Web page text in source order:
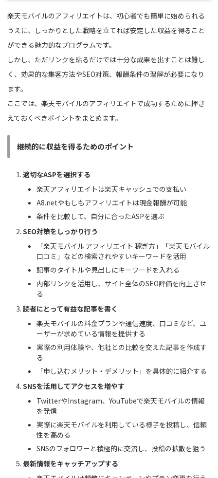
楽天モバイルのアフィリエイトは、初心者でも簡単に始められる
うえに、しっかりとした戦略を立てれば安定した収益を得ること
ができる魅力的なプログラムです。
しかし、ただリンクを貼るだけでは十分な成果を出すことは難し
く、効果的な集客方法やSEO対策、報酬条件の理解が必要になり
ます。
ここでは、楽天モバイルのアフィリエイトで成功するために押さ
えておくべきポイントをまとめます。
継続的に収益を得るためのポイント
適切なASPを選択する
楽天アフィリエイトは楽天キャッシュでの支払い
A8.netやもしもアフィリエイトは現金報酬が可能
条件を比較して、自分に合ったASPを選ぶ
SEO対策をしっかり行う
「楽天モバイル アフィリエイト 稼ぎ方」「楽天モバイル
口コミ」などの検索されやすいキーワードを活用
記事のタイトルや見出しにキーワードを入れる
内部リンクを活用し、サイト全体のSEO評価を向上させ
る
読者にとって有益な記事を書く
楽天モバイルの料金プランや通信速度、口コミなど、ユ
ーザーが求めている情報を提供する
実際の利用体験や、他社との比較を交えた記事を作成す
る
「申し込むメリット・デメリット」を具体的に紹介する
SNSを活用してアクセスを増やす
TwitterやInstagram、YouTubeで楽天モバイルの情報
を発信
実際に楽天モバイルを利用している様子を投稿し、信頼
性を高める
SNSのフォロワーと積極的に交流し、投稿の拡散を狙う
最新情報をキャッチアップする